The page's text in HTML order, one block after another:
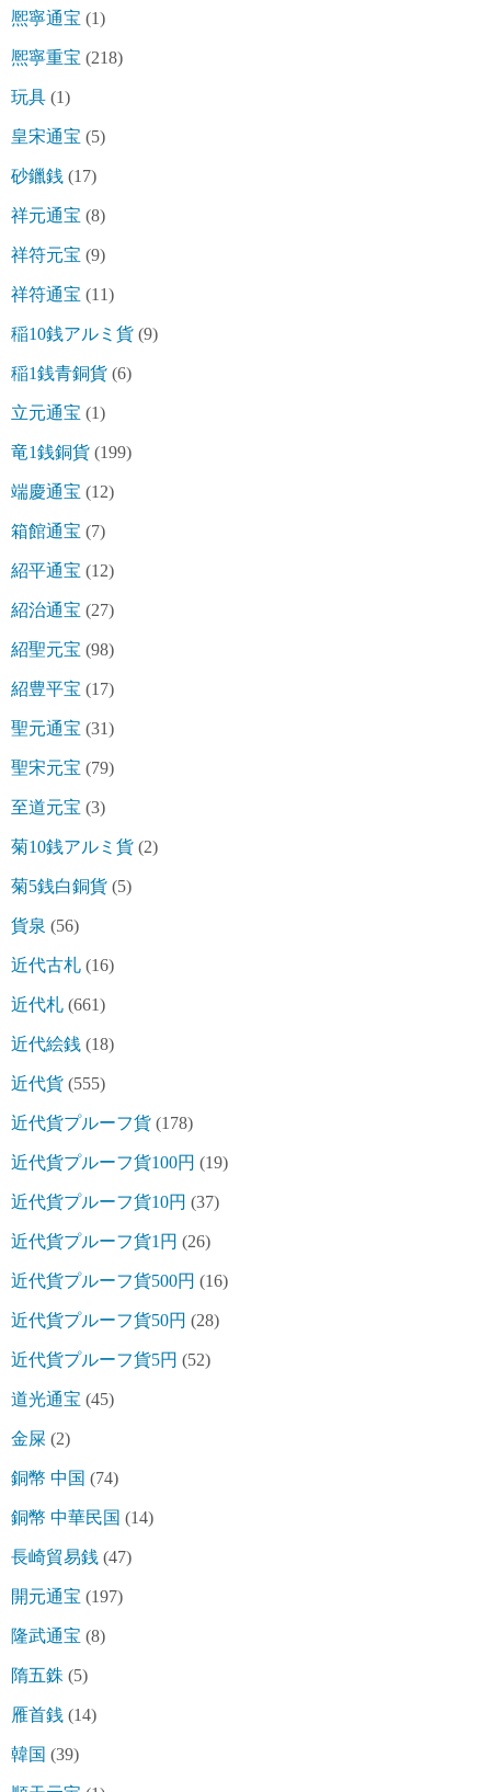
熈寧通宝 (1)
熈寧重宝 (218)
玩具 (1)
皇宋通宝 (5)
砂鑞銭 (17)
祥元通宝 (8)
祥符元宝 (9)
祥符通宝 (11)
稲10銭アルミ貨 (9)
稲1銭青銅貨 (6)
立元通宝 (1)
竜1銭銅貨 (199)
端慶通宝 (12)
箱館通宝 (7)
紹平通宝 (12)
紹治通宝 (27)
紹聖元宝 (98)
紹豊平宝 (17)
聖元通宝 (31)
聖宋元宝 (79)
至道元宝 (3)
菊10銭アルミ貨 (2)
菊5銭白銅貨 (5)
貨泉 (56)
近代古札 (16)
近代札 (661)
近代絵銭 (18)
近代貨 (555)
近代貨プルーフ貨 (178)
近代貨プルーフ貨100円 (19)
近代貨プルーフ貨10円 (37)
近代貨プルーフ貨1円 (26)
近代貨プルーフ貨500円 (16)
近代貨プルーフ貨50円 (28)
近代貨プルーフ貨5円 (52)
道光通宝 (45)
金屎 (2)
銅幣 中国 (74)
銅幣 中華民国 (14)
長崎貿易銭 (47)
開元通宝 (197)
隆武通宝 (8)
隋五銖 (5)
雁首銭 (14)
韓国 (39)